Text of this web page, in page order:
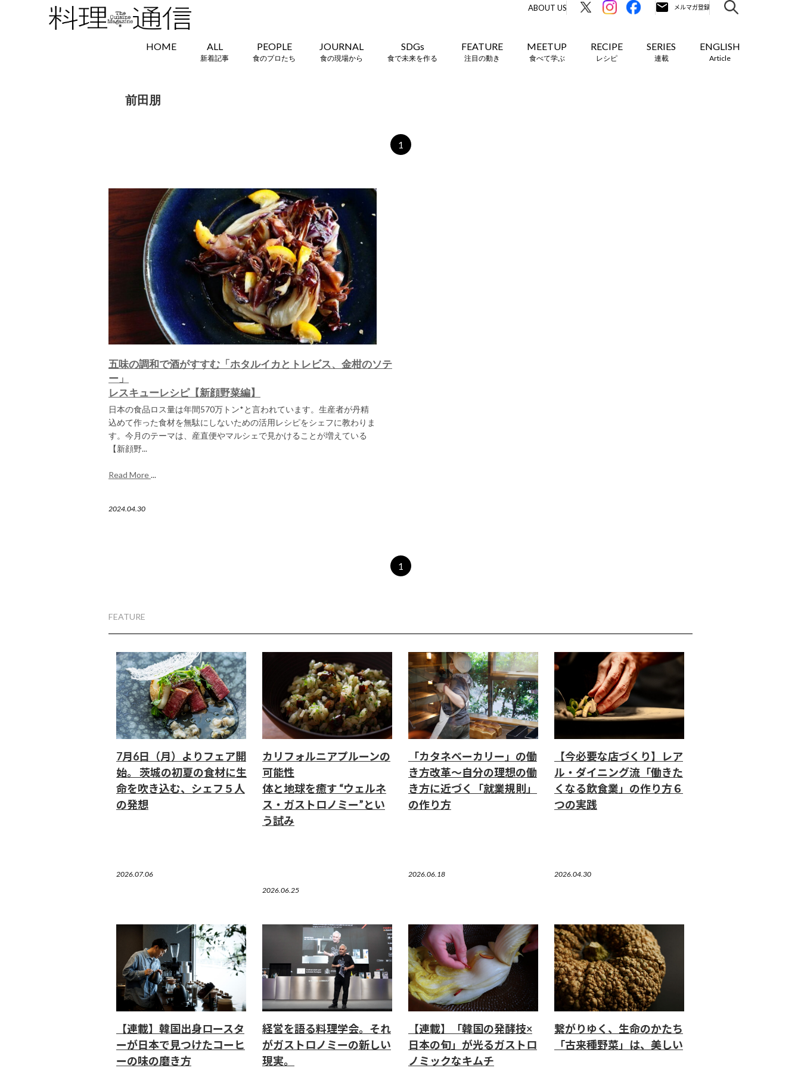
ABOUT US
HOME ALL
新着記事
PEOPLE
食のプロたち
JOURNAL
食の現場から
SDGs
食で未来を作る
FEATURE
注目の動き
MEETUP
食べて学ぶ
RECIPE
レシピ
SERIES
連載
ENGLISH
Article
前田朋
1
五味の調和で酒がすすむ「ホタルイカとトレビス、金柑のソテ
ー」
レスキューレシピ【新顔野菜編】
日本の食品ロス量は年間570万トン*と言われています。生産者が丹精
込めて作った食材を無駄にしないための活用レシピをシェフに教わりま
す。今月のテーマは、産直便やマルシェで見かけることが増えている
【新顔野...
Read More...
2024.04.30
1
FEATURE
7月6日（月）よりフェア開
始。 茨城の初夏の食材に生
命を吹き込む、シェフ５人
の発想
2026.07.06
カリフォルニアプルーンの
可能性
体と地球を癒す “ウェルネ
ス・ガストロノミー”とい
う試み
2026.06.25
「カタネベーカリー」の働
き方改革～自分の理想の働
き方に近づく「就業規則」
の作り方
2026.06.18
【今必要な店づくり】レア
ル・ダイニング流「働きた
くなる飲食業」の作り方６
つの実践
2026.04.30
【連載】韓国出身ロースタ
ーが日本で見つけたコーヒ
ーの味の磨き方
経営を語る料理学会。それ
がガストロノミーの新しい
現実。
【連載】「韓国の発酵技×
日本の旬」が光るガストロ
ノミックなキムチ
繋がりゆく、生命のかたち
「古来種野菜」は、美しい